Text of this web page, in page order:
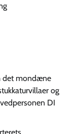
det mondæne
og
DI